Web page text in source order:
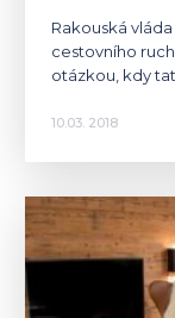
Rakouská
cestovního
otázkou, kdy
10.03. 2018